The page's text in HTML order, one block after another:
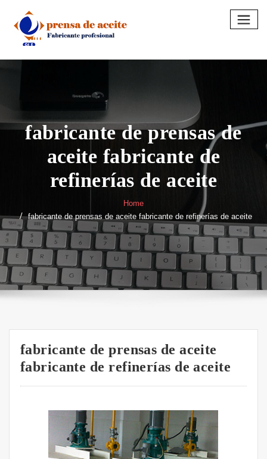
content
fabricante de prensas de
aceite fabricante de
refinerías de aceite
Home
fabricante de prensas de aceite fabricante de refinerías de aceite
fabricante de prensas de aceite
fabricante de refinerías de aceite